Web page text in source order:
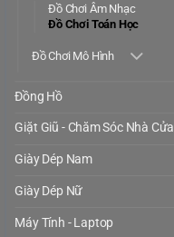
Đồ Chơi Âm Nhạc
Đồ Chơi Toán Học
Đồ Chơi Mô Hình
Đồng Hồ
Giặt Giũ - Chăm Sóc Nhà Cửa
Giày Dép Nam
Giày Dép Nữ
Máy Tính - Laptop